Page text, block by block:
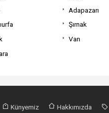
Adapazarı
Şırnak
Van
Künyemiz Hakkımızda